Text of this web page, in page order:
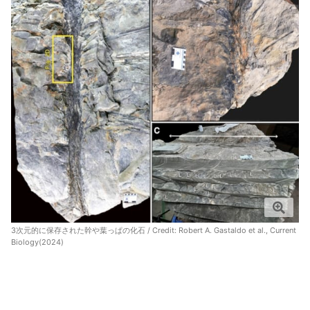
3次元的に保存された幹や葉っぱの化石 / Credit: Robert A. Gastaldo et al., Current
Biology(2024)